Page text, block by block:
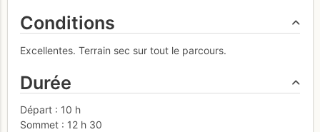
Conditions
Excellentes. Terrain sec sur tout le parcours.
Durée
Départ : 10 h
Sommet : 12 h 30